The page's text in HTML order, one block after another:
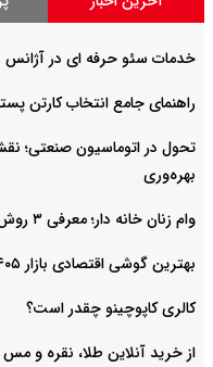
خدمات سئو حرفه ای در آژانس
راهنمای جامع انتخاب کارتن
تحول در اتوماسیون صنعتی؛
بهره‌وری
وام زنان خانه دار؛ معرفی ۳ روش دریافت وام فوری (بدون ضامن)
بهترین گوشی اقتصادی بازار ۱۴۰۵؛ کدام مدل ارزش خرید بیشتری دارد؟
کالری کاپوچینو چقدر است؟
از خرید آنلاین طلا، نقره و